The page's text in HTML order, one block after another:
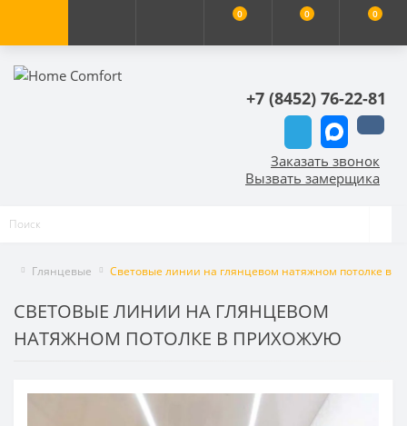
0 0 0
+7 (8452) 76-22-81
Заказать звонок
Вызвать замерщика
Глянцевые Световые линии на глянцевом натяжном потолке в
СВЕТОВЫЕ ЛИНИИ НА ГЛЯНЦЕВОМ
НАТЯЖНОМ ПОТОЛКЕ В ПРИХОЖУЮ